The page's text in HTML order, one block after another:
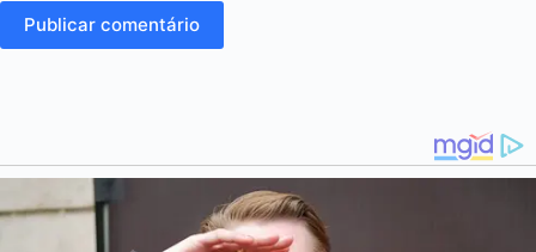
Publicar comentário